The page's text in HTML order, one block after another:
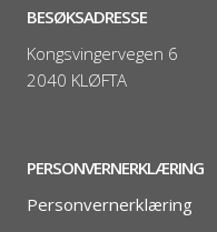
BESØKSADRESSE
Kongsvingervegen 6
2040 KLØFTA
PERSONVERNERKLÆRING
Personvernerklæring